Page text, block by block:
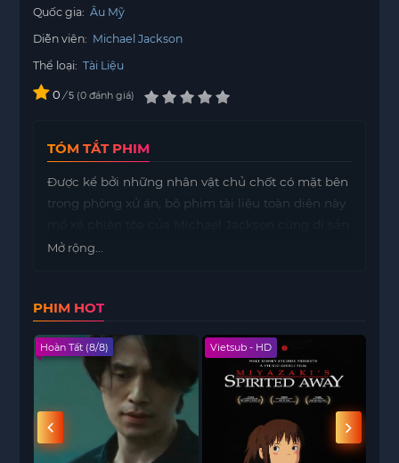
Quốc gia: Âu Mỹ
Diễn viên: Michael Jackson
Thể loại: Tài Liệu
0 / 5 0 đánh giá
TÓM TẮT PHIM
Được kể bởi những nhân vật chủ chốt có mặt bên
trong phòng xử án, bộ phim tài liệu toàn diện này
phức tạp của ông.
Mở rộng...
PHIM HOT
Hoàn Tất (8/8) Vietsub - HD